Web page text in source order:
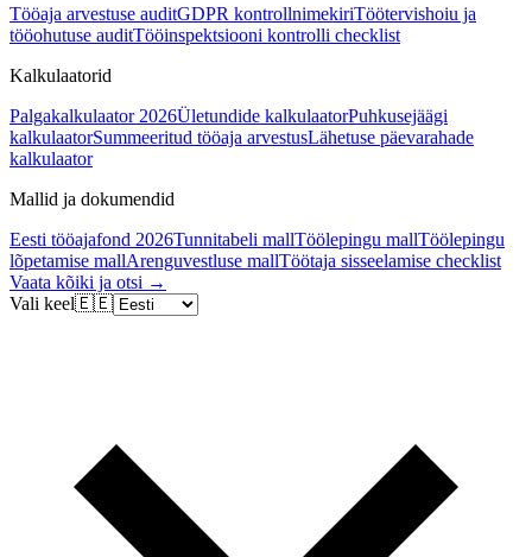
Tööaja arvestuse auditGDPR kontrollnimekiriTöötervishoiu ja
tööohutuse auditTööinspektsiooni kontrolli checklist
Kalkulaatorid
Palgakalkulaator 2026Ületundide kalkulaatorPuhkusejäägi
kalkulaatorSummeeritud tööaja arvestusLähetuse päevarahade
kalkulaator
Mallid ja dokumendid
Eesti tööajafond 2026Tunnitabeli mallTöölepingu mallTöölepingu
lõpetamise mallArenguvestluse mallTöötaja sisseelamise checklist
Vaata kõiki ja otsi →
Vali keel🇪🇪